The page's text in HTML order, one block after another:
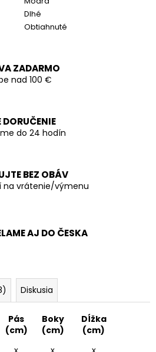
Dlhé
Obtiahnuté
ZADARMO
nad 100 €
DORUČENIE
do 24 hodín
BEZ OBÁV
na vrátenie/výmenu
AJ DO ČESKA
Diskusia
Pás
(cm)
Boky
(cm)
Dĺžka
(cm)